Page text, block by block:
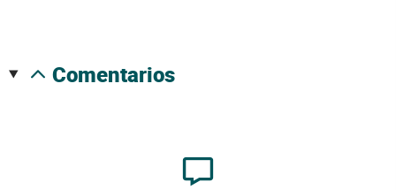
comentarios